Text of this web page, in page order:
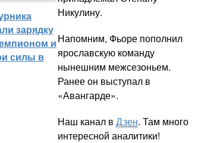
зарядку
и
силы в
Никулину.
Напомним, Фьоре пополнил
ярославскую команду
нынешним межсезоньем.
Ранее он выступал в
«Авангарде».
Наш канал в Дзен. Там много
интересной аналитики!